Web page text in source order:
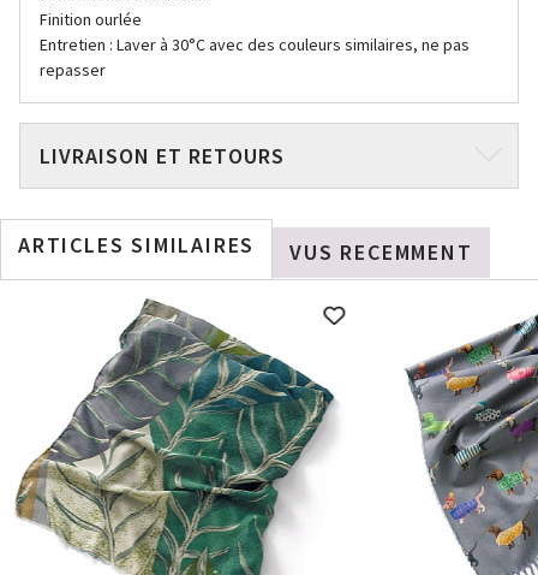
Finition ourlée
Entretien : Laver à 30°C avec des couleurs similaires, ne pas
repasser
LIVRAISON ET RETOURS
ARTICLES SIMILAIRES VUS RECEMMENT